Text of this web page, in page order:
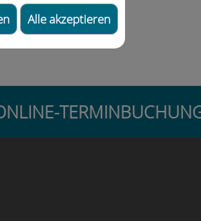
Alle akzeptieren